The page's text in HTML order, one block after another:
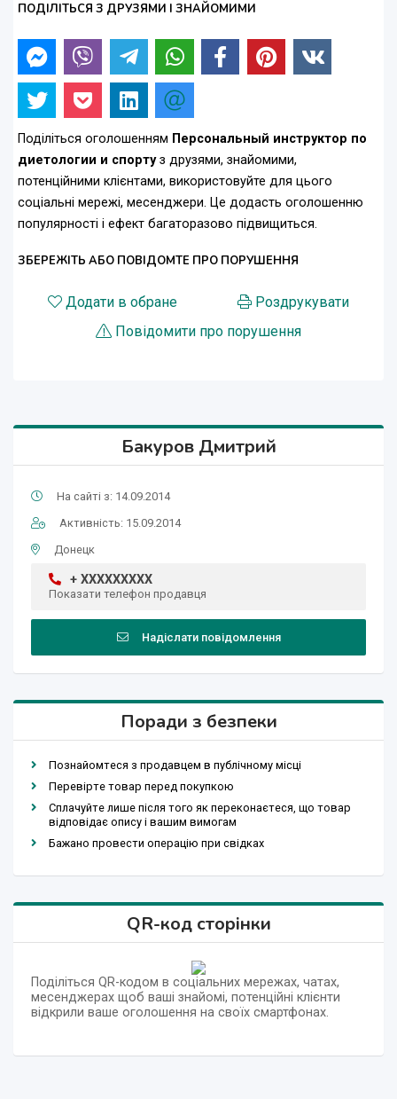
ПОДІЛІТЬСЯ З ДРУЗЯМИ І ЗНАЙОМИМИ
Поділіться оголошенням Персональный инструктор по
диетологии и спортуз друзями, знайомими,
потенційними клієнтами, використовуйте для цього
соціальні мережі, месенджери. Це додасть оголошенню
популярності і ефект багаторазово підвищиться.
ЗБЕРЕЖІТЬ АБО ПОВІДОМТЕ ПРО ПОРУШЕННЯ
Додати в обране
Роздрукувати
Повідомити про порушення
Бакуров Дмитрий
На сайті з: 14.09.2014
Активність: 15.09.2014
Донецк
+ XXXXXXXXX
Показати телефон продавця
Надіслати повідомлення
Поради з безпеки
Познайомтеся з продавцем в публічному місці
Перевірте товар перед покупкою
Сплачуйте лише після того як переконаєтеся, що товар
відповідає опису і вашим вимогам
Бажано провести операцію при свідках
QR-код сторінки
Поділіться QR-кодом в соціальних мережах, чатах,
месенджерах щоб ваші знайомі, потенційні клієнти
відкрили ваше оголошення на своїх смартфонах.